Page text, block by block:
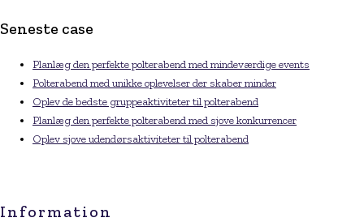
Seneste case
Planlæg den perfekte polterabend med mindeværdige events
Polterabend med unikke oplevelser der skaber minder
Oplev de bedste gruppeaktiviteter til polterabend
Planlæg den perfekte polterabend med sjove konkurrencer
Oplev sjove udendørsaktiviteter til polterabend
Information